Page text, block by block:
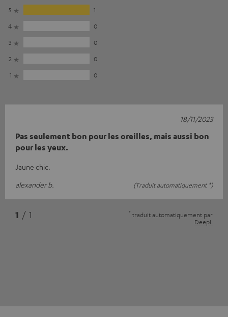
5
1
4
0
3
0
2
0
1
0
Pas seulement bon pour les oreilles, mais aussi bon
pour les yeux.
Jaune chic.
alexander b.
(Traduit automatiquement *)
18/11/2023
1 / 1 * traduit automatiquement par
DeepL